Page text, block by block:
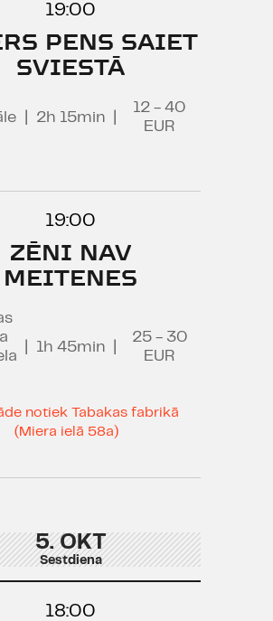
19:00
PENS SAIET
SVIESTĀ
2h 15min
12 - 40
EUR
19:00
ZĒNI NAV
MEITENES
1h 45min
25 - 30
EUR
notiek Tabakas fabrikā
(Miera ielā 58a)
5. OKT
Sestdiena
18:00